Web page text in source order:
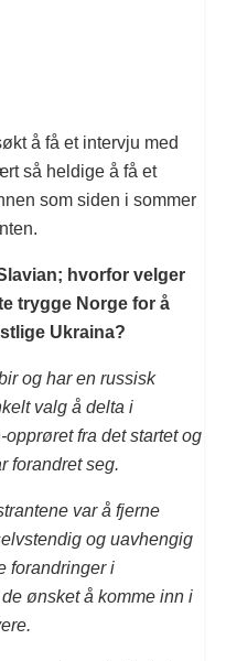
å få et intervju med
så heldige å få et
som siden i sommer
hvorfor velger
trygge Norge for å
Ukraina?
og har en russisk
valg å delta i
fra det startet og
forandret seg.
var å fjerne
og uavhengig
forandringer i
ønsket å komme inn i